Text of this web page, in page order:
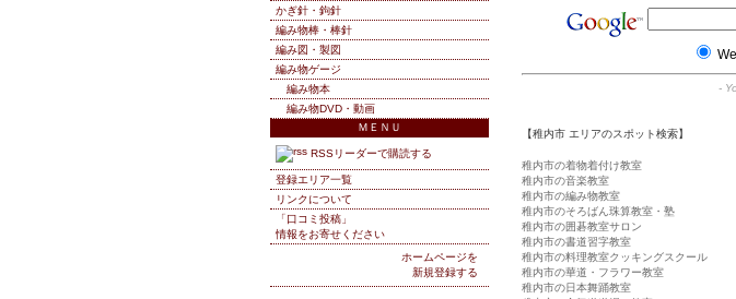
-
【稚内市 エリアのスポット検索】
稚内市の着物着付け教室
稚内市の音楽教室
稚内市の編み物教室
稚内市のそろばん珠算教室・塾
稚内市の囲碁教室サロン
稚内市の書道習字教室
稚内市の料理教室クッキングスクール
稚内市の華道・フラワー教室
稚内市の日本舞踊教室
かぎ針・鉤針
編み物棒・棒針
編み図・製図
編み物ゲージ
編み物本
編み物DVD・動画
ＭＥＮＵ
RSSリーダーで購読する
登録エリア一覧
リンクについて
「口コミ投稿」
情報をお寄せください
ホームページを
新規登録する